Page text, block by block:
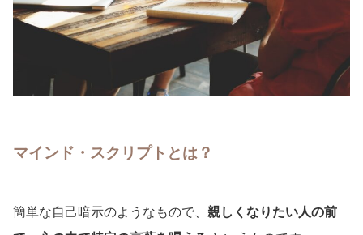
マインド・スクリプトとは？
簡単な自己暗示のようなもので、 親しくなりたい人の前